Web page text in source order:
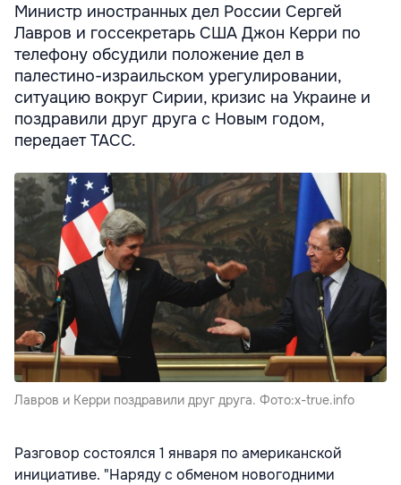
Министр иностранных дел России Сергей
Лавров и госсекретарь США Джон Керри по
телефону обсудили положение дел в
палестино-израильском урегулировании,
ситуацию вокруг Сирии, кризис на Украине и
поздравили друг друга с Новым годом,
передает ТАСС.
Лавров и Керри поздравили друг друга. Фото:x-true.info
Разговор состоялся 1 января по американской
инициативе. "Наряду с обменом новогодними